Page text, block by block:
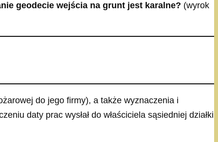
geodecie wejścia na grunt jest karalne? (wyrok
do jego firmy), a także wyznaczenia i
daty prac wysłał do właściciela sąsiedniej działki